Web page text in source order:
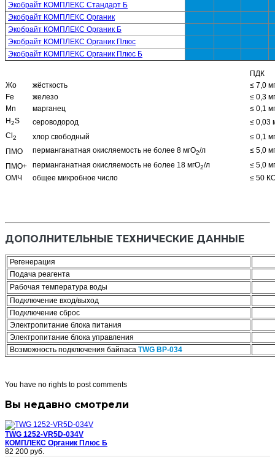
Экобрайт КОМПЛЕКС Стандарт Б
Экобрайт КОМПЛЕКС Органик
Экобрайт КОМПЛЕКС Органик Б
Экобрайт КОМПЛЕКС Органик Плюс
Экобрайт КОМПЛЕКС Органик Плюс Б
ПДК
Жо
жёсткость
≤ 7,0
Fe
железо
≤ 0,3
Mn
марганец
≤ 0,1
H2S сероводород
≤ 0,03
Cl 2 хлор свободный
≤ 0,1
ПМО
перманганатная окисляемость не более 8 мгО2/л
≤ 5,0
ПМО+
перманганатная окисляемость не более 18 мгО2/л
≤ 5,0
ОМЧ
общее микробное число ≤ 50
ДОПОЛНИТЕЛЬНЫЕ ТЕХНИЧЕСКИЕ ДАННЫЕ
Регенерация
Подача реагента
Рабочая температура воды
Подключение вход/выход
Подключение сброс
Электропитание блока питания
Электропитание блока управления
Возможность подключения байпаса TWG BP-034
You have no rights to post comments
Вы недавно смотрели
TWG 1252-VR5D-034V
КОМПЛЕКС Органик Плюс Б
82 200 руб.